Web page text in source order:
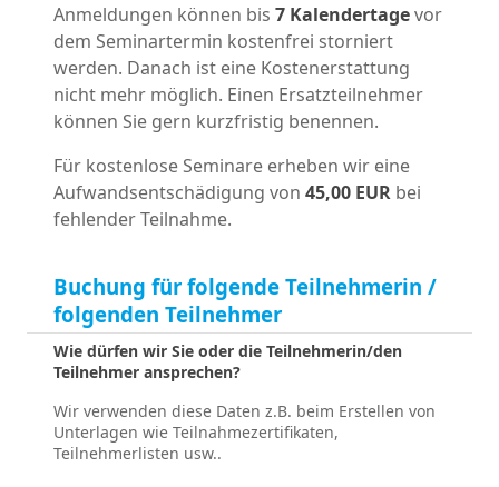
Anmeldungen können bis 7 Kalendertagevor
dem Seminartermin kostenfrei storniert
werden. Danach ist eine Kostenerstattung
nicht mehr möglich. Einen Ersatzteilnehmer
können Sie gern kurzfristig benennen.
Für kostenlose Seminare erheben wir eine
Aufwandsentschädigung von 45,00 EUR bei
fehlender Teilnahme.
Buchung für folgende Teilnehmerin /
folgenden Teilnehmer
Wie dürfen wir Sie oder die Teilnehmerin/den
Teilnehmer ansprechen?
Wir verwenden diese Daten z.B. beim Erstellen von
Unterlagen wie Teilnahmezertifikaten,
Teilnehmerlisten usw..